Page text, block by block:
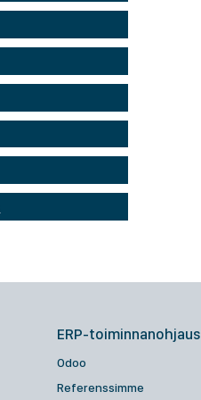
ERP-toiminnanohjaus
Odoo
Referenssimme